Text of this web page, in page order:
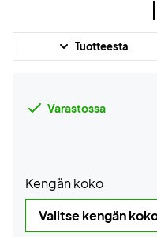
Tuotteesta
Varastossa
Kengän koko